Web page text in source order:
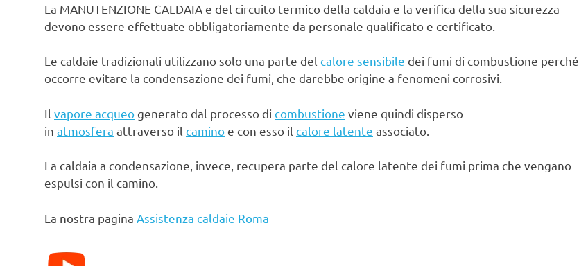
La MANUTENZIONE CALDAIA e del circuito termico della caldaia e la verifica della sua sicurezza
devono essere effettuate obbligatoriamente da personale qualificato e certificato.
Le caldaie tradizionali utilizzano solo una parte del calore sensibile dei fumi di combustione perché
occorre evitare la condensazione dei fumi, che darebbe origine a fenomeni corrosivi.
Il vapore acqueo generato dal processo di combustione viene quindi disperso
in atmosfera attraverso il camino e con esso il calore latente associato.
La caldaia a condensazione, invece, recupera parte del calore latente dei fumi prima che vengano
espulsi con il camino.
La nostra pagina Assistenza caldaie Roma